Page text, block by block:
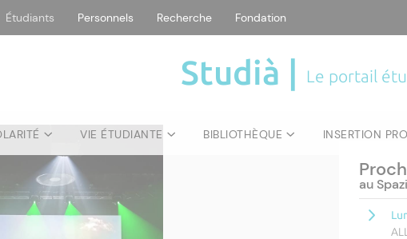
Étudiants Personnels Recherche Fondation
Studià | Le portail
VIE ÉTUDIANTE BIBLIOTHÈQUE INSERTION PRO
au